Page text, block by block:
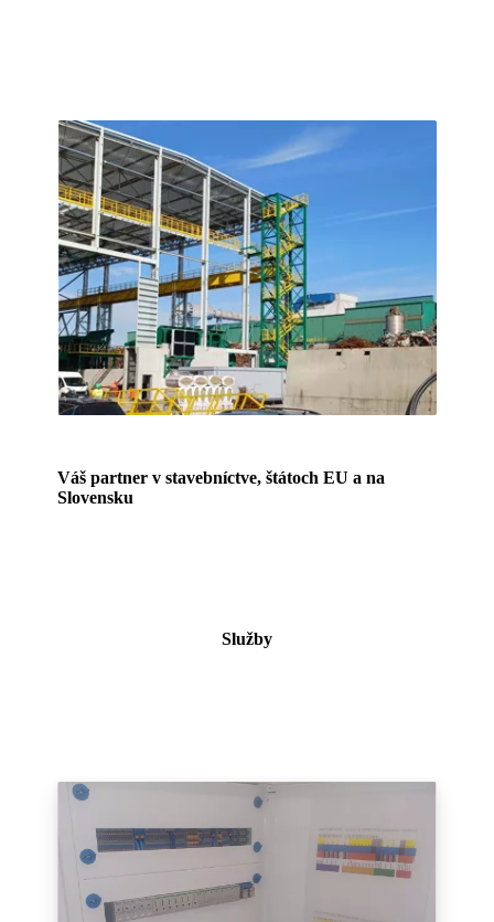
Váš partner v stavebníctve, štátoch EU a na
Slovensku
Služby